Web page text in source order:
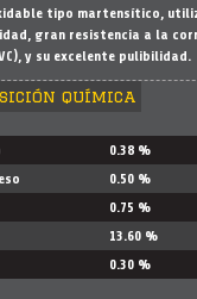
tipo martensítico,
gran resistencia a la
y su excelente pulibilidad.
química
0.38 %
0.50 %
0.75 %
13.60 %
0.30 %